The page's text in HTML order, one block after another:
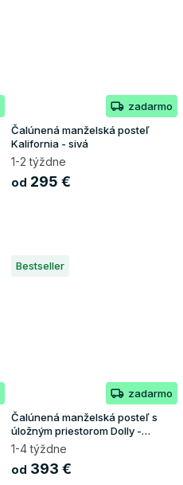
zadarmo
Čalúnená manželská posteľ
Kalifornia - sivá
1-2 týždne
od 295 €
Bestseller
zadarmo
Čalúnená manželská posteľ s
úložným priestorom Dolly -
biela/grafit
1-4 týždne
od 393 €